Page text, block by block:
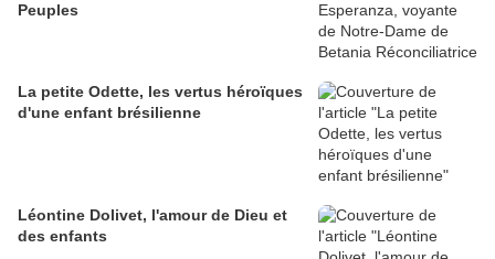
Peuples
La petite Odette, les vertus héroïques
d'une enfant brésilienne
Léontine Dolivet, l'amour de Dieu et
des enfants